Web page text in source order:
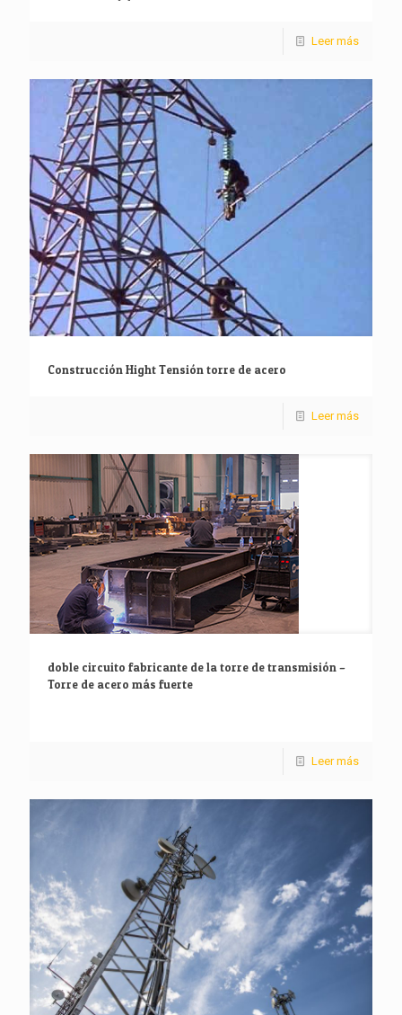
Leer más
Construcción Hight Tensión torre de acero
Leer más
doble circuito fabricante de la torre de transmisión –
Torre de acero más fuerte
Leer más